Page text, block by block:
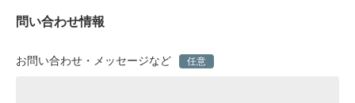
問い合わせ情報
お問い合わせ・メッセージなど 任意